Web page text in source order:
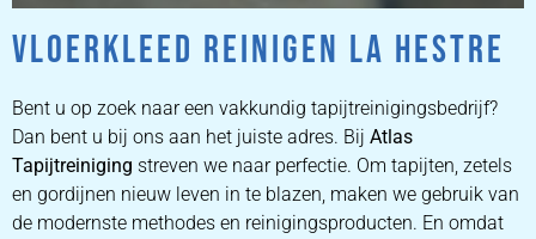
ZETEL
REINIGEN
ZETEL REINIGEN DOOR
PROFESSIONALS
VLOERKLEED REINIGEN LA HESTRE
Bent u op zoek naar een vakkundig tapijtreinigingsbedrijf?
Dan bent u bij ons aan het juiste adres. Bij Atlas
Tapijtreiniging streven we naar perfectie. Om tapijten, zetels
en gordijnen nieuw leven in te blazen, maken we gebruik van
de modernste methodes en reinigingsproducten. En omdat